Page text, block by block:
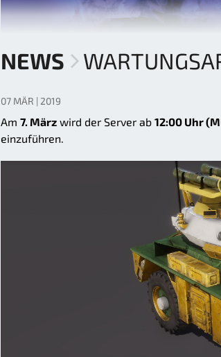
NEWS
07 MÄR | 2019
Am 7. März wird der Server ab 12:00 Uhr
einzuführen.